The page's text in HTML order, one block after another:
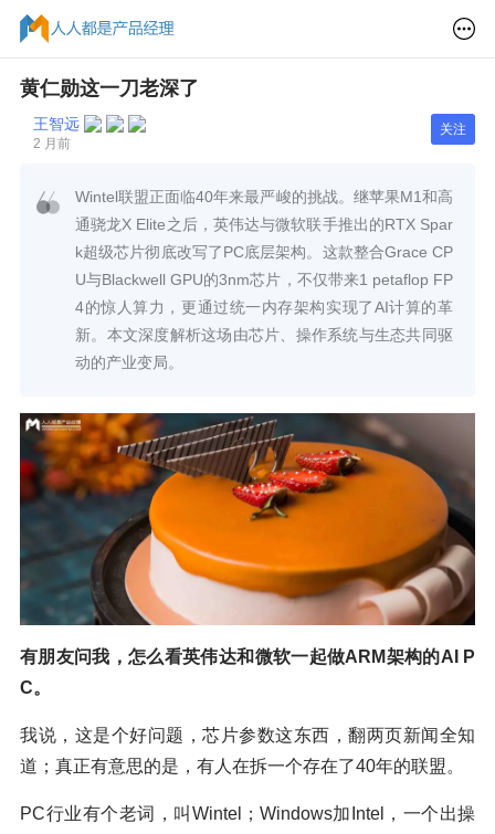
黄仁勋这一刀老深了
王智远
2 月前
关注
Wintel联盟正面临40年来最严峻的挑战。继苹果M1和高
通骁龙X Elite之后，英伟达与微软联手推出的RTX Spar
k超级芯片彻底改写了PC底层架构。这款整合Grace CP
U与Blackwell GPU的3nm芯片，不仅带来1 petaflop FP
4的惊人算力，更通过统一内存架构实现了AI计算的革
新。本文深度解析这场由芯片、操作系统与生态共同驱
动的产业变局。
有朋友问我，怎么看英伟达和微软一起做ARM架构的AI P
C。
我说，这是个好问题，芯片参数这东西，翻两页新闻全知
道；真正有意思的是，有人在拆一个存在了40年的联盟。
PC行业有个老词，叫Wintel；Windows加Intel，一个出操